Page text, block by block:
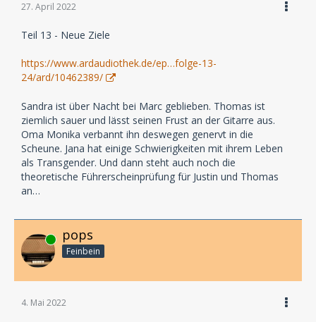
27. April 2022
Teil 13 - Neue Ziele
https://www.ardaudiothek.de/ep…folge-13-
24/ard/10462389/
Sandra ist über Nacht bei Marc geblieben. Thomas ist
ziemlich sauer und lässt seinen Frust an der Gitarre aus.
Oma Monika verbannt ihn deswegen genervt in die
Scheune. Jana hat einige Schwierigkeiten mit ihrem Leben
als Transgender. Und dann steht auch noch die
theoretische Führerscheinprüfung für Justin und Thomas
an…
Online pops
Feinbein
4. Mai 2022